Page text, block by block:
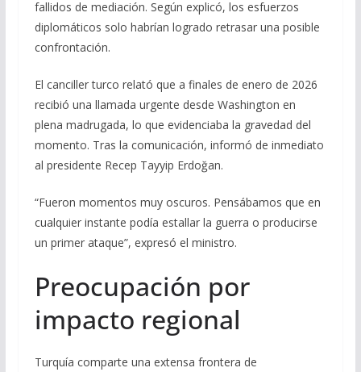
fallidos de mediación. Según explicó, los esfuerzos
diplomáticos solo habrían logrado retrasar una posible
confrontación.
El canciller turco relató que a finales de enero de 2026
recibió una llamada urgente desde Washington en
plena madrugada, lo que evidenciaba la gravedad del
momento. Tras la comunicación, informó de inmediato
al presidente Recep Tayyip Erdoğan.
“Fueron momentos muy oscuros. Pensábamos que en
cualquier instante podía estallar la guerra o producirse
un primer ataque”, expresó el ministro.
Preocupación por
impacto regional
Turquía comparte una extensa frontera de